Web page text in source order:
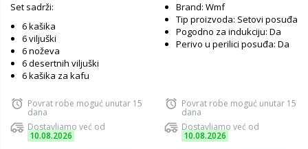
Set sadrži:
6 kašika
6 viljuški
6 noževa
6 desertnih viljuški
6 kašika za kafu
Povrat robe moguć unutar 15
dana
Dostavljamo već od
10.08.2026
Brand: Wmf
Tip proizvoda: Setovi posuđa
Pogodno za indukciju: Da
Perivo u perilici posuđa: Da
Povrat robe moguć unutar 15
dana
Dostavljamo već od
10.08.2026